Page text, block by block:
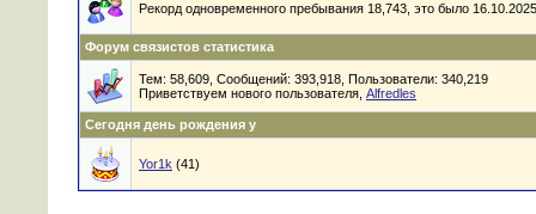
Рекорд одновременного пребывания 18,743, это было
Форум связистов статистика
Тем: 58,609, Сообщений: 393,918, Пользователи: 340,219
Приветствуем нового пользователя, Alfredles
Сегодня день рождения у
Yor1k (41)